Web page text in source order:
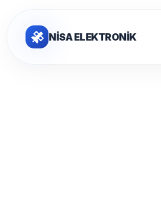
NİSA ELEKTRONİK